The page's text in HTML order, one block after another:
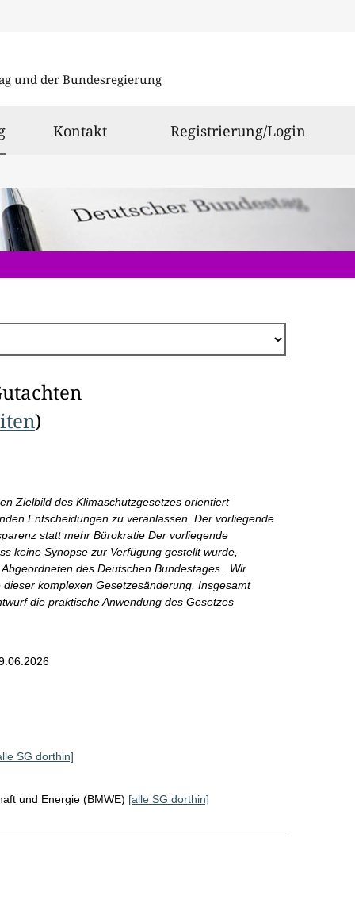
und der Bundesregierung
ausgewählt
Kontakt Registrierung/Login
)
Zielbild des Klimaschutzgesetzes orientiert
Entscheidungen zu veranlassen. Der vorliegende
statt mehr Bürokratie Der vorliegende
keine Synopse zur Verfügung gestellt wurde,
des Deutschen Bundestages.. Wir
komplexen Gesetzesänderung. Insgesamt
die praktische Anwendung des Gesetzes
SG dorthin]
und Energie (BMWE) [alle SG dorthin]